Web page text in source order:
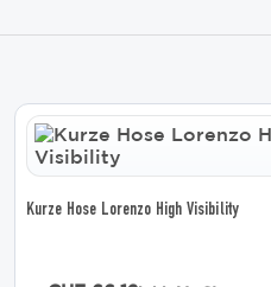
Kurze Hose Lorenzo High Visibility
Dieses
Produkt
weist
Varianten
Optionen